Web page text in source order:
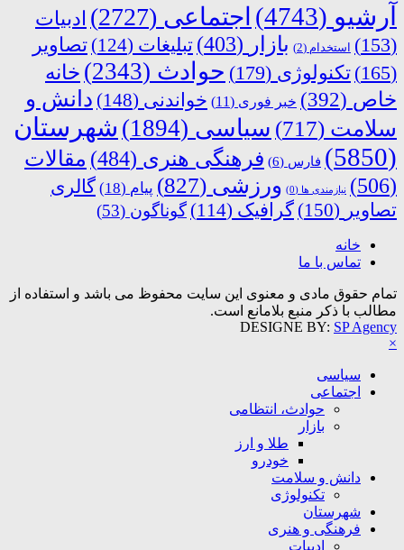
آرشیو (4743) اجتماعی (2727)
ادبیات
(153)
استخدام (2) بازار (403) تبلیغات (124)
تصاویر
(165)
تکنولوژی (179) حوادث (2343)
خانه
خاص (392) خبر فوری (11) خواندنی (148)
دانش و
سلامت (717) سیاسی (1894)
شهرستان
(5850)
فارس (6) فرهنگی هنری (484)
مقالات
(506)
نیازمندی ها (0) ورزشی (827) پیام (18)
گالری
تصاویر (150) گرافیک (114) گوناگون (53)
خانه
تماس با ما
تمام حقوق مادی و معنوی این سایت محفوظ می باشد و استفاده از
مطالب با ذکر منبع بلامانع است.
DESIGNE BY: SP Agency
×
سیاسی
اجتماعی
حوادث، انتظامی
بازار
طلا و ارز
خودرو
دانش و سلامت
تکنولوژی
شهرستان
فرهنگی و هنری
ادبیات